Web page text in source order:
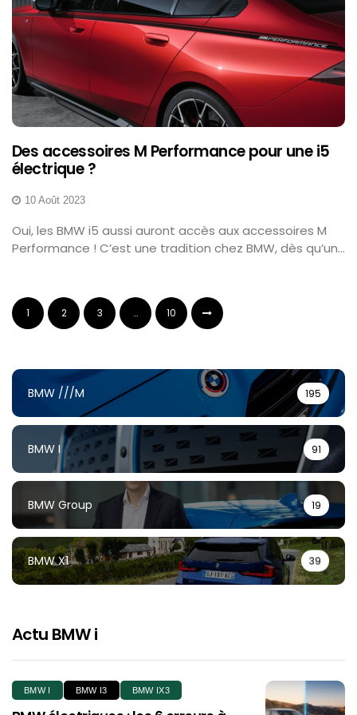
Des accessoires M Performance pour une i5
électrique ?
10 Août 2023
Oui, les BMW i5 aussi auront accès aux accessoires M
Performance ! C’est une tradition chez BMW, dès qu’un...
1 2 3 … 10
BMW ///M 195
BMW I 91
BMW Group 19
BMW X1 39
Actu BMW i
BMW I BMW I3 BMW IX3